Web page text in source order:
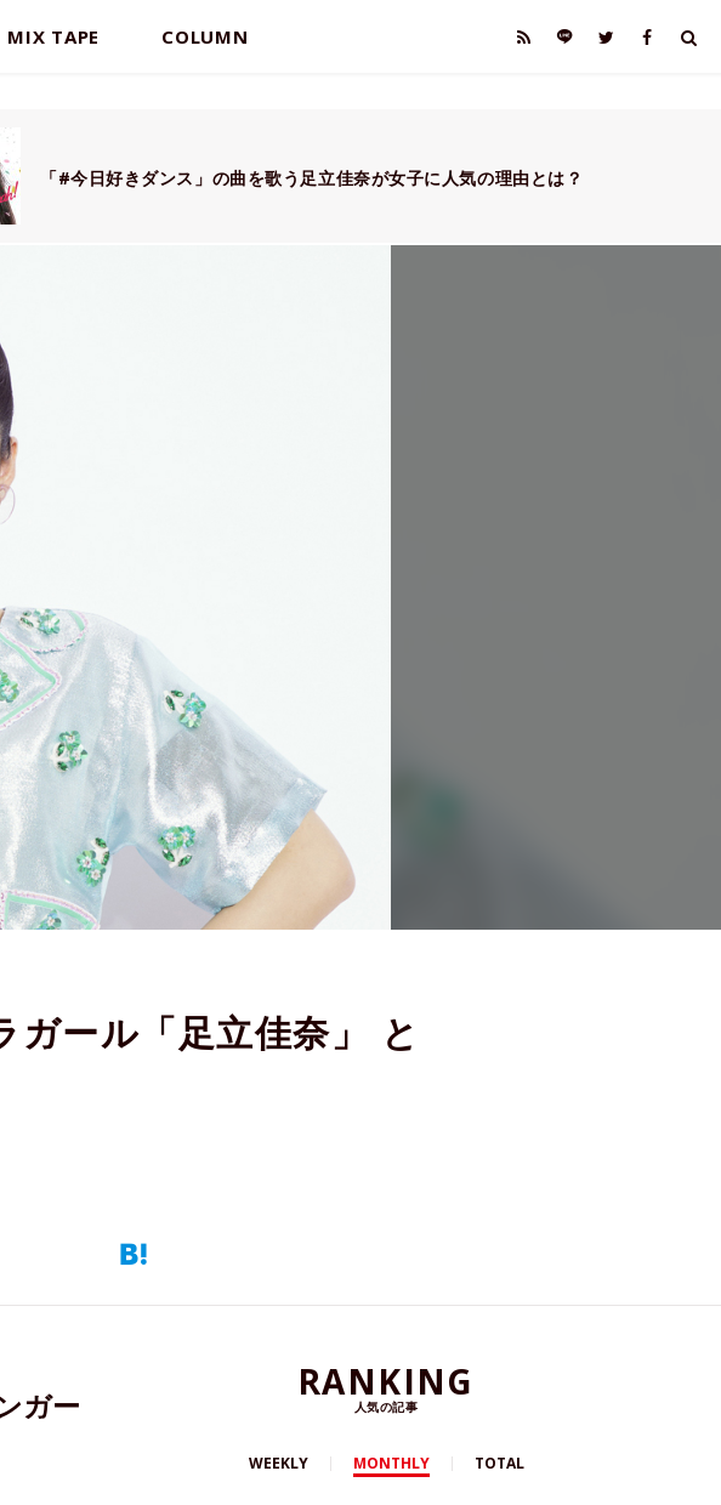
MIX TAPE COLUMN
「#今日好きダンス」の曲を歌う足立佳奈が女子に人気の理由とは？
ール「足立佳奈」 と
ガー
RANKING
人気の記事
WEEKLY MONTHLY TOTAL